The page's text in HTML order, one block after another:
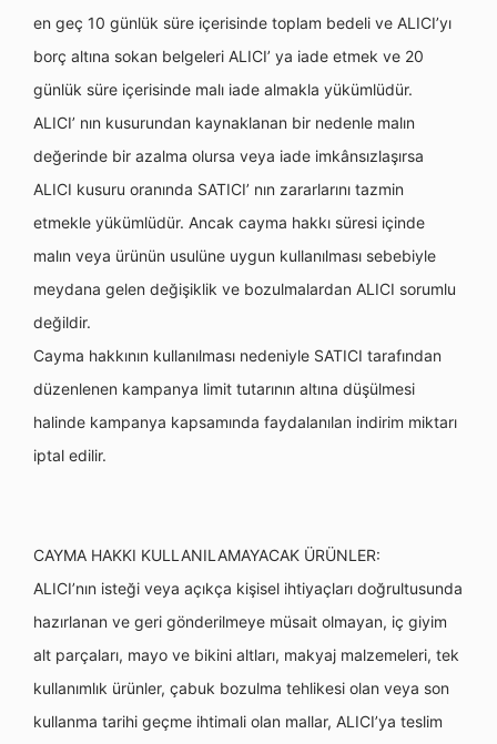
en geç 10 günlük süre içerisinde toplam bedeli ve ALICI’yı
borç altına sokan belgeleri ALICI’ ya iade etmek ve 20
günlük süre içerisinde malı iade almakla yükümlüdür.
ALICI’ nın kusurundan kaynaklanan bir nedenle malın
değerinde bir azalma olursa veya iade imkânsızlaşırsa
ALICI kusuru oranında SATICI’ nın zararlarını tazmin
etmekle yükümlüdür. Ancak cayma hakkı süresi içinde
malın veya ürünün usulüne uygun kullanılması sebebiyle
meydana gelen değişiklik ve bozulmalardan ALICI sorumlu
değildir.
Cayma hakkının kullanılması nedeniyle SATICI tarafından
düzenlenen kampanya limit tutarının altına düşülmesi
halinde kampanya kapsamında faydalanılan indirim miktarı
iptal edilir.
CAYMA HAKKI KULLANILAMAYACAK ÜRÜNLER:
ALICI’nın isteği veya açıkça kişisel ihtiyaçları doğrultusunda
hazırlanan ve geri gönderilmeye müsait olmayan, iç giyim
alt parçaları, mayo ve bikini altları, makyaj malzemeleri, tek
kullanımlık ürünler, çabuk bozulma tehlikesi olan veya son
kullanma tarihi geçme ihtimali olan mallar, ALICI’ya teslim